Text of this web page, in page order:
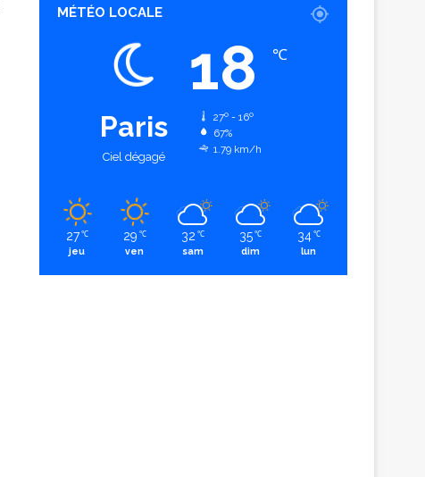
MÉTÉO LOCALE
Paris
Ciel dégagé
18 ℃
27º - 16º
67%
1.79 km/h
27 ℃
jeu
29 ℃
ven
32 ℃
sam
35 ℃
dim
34 ℃
lun